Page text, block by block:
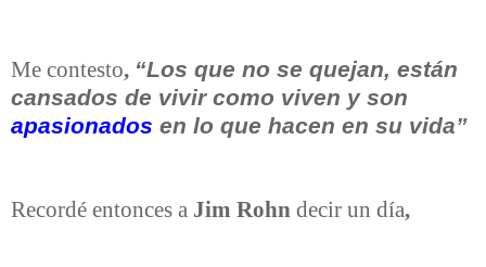
Me contesto, “Los que no se quejan, están
cansados de vivir como viven y son
apasionados en lo que hacen en su vida”
Recordé entonces a Jim Rohn decir un día,